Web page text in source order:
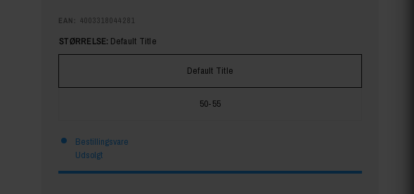
EAN: 4003318044281
STØRRELSE: Default Title
Default Title
50-55
Bestillingsvare
Udsolgt